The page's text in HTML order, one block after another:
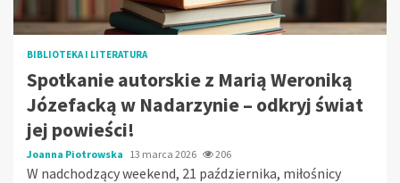
BIBLIOTEKA I LITERATURA
Spotkanie autorskie z Marią Weroniką
Józefacką w Nadarzynie – odkryj świat
jej powieści!
Joanna Piotrowska 13 marca 2026 206
W nadchodzący weekend, 21 października, miłośnicy